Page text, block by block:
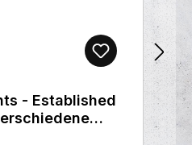
- Established